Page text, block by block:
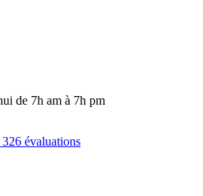
de 7h am à 7h pm
326 évaluations